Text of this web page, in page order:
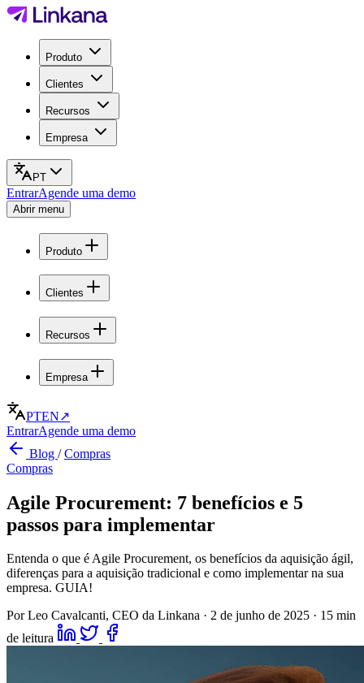
Produto
Clientes
Recursos
Empresa
PT
EntrarAgende uma demo
Abrir menu
Produto
Clientes
Recursos
Empresa
PTEN↗
EntrarAgende uma demo
Blog /Compras
Compras
Agile Procurement: 7 benefícios e 5
passos para implementar
Entenda o que é Agile Procurement, os benefícios da aquisição ágil,
diferenças para a aquisição tradicional e como implementar na sua
empresa. GUIA!
Por Leo Cavalcanti, CEO da Linkana · 2 de junho de 2025 · 15 min
de leitura